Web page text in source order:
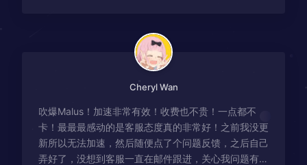
Cheryl Wan
吹爆Malus！加速非常有效！收费也不贵！一点都不
卡！最最最感动的是客服态度真的非常好！之前我没更
新所以无法加速，然后随便点了个问题反馈，之后自己
弄好了，没想到客服一直在邮件跟进，关心我问题有没